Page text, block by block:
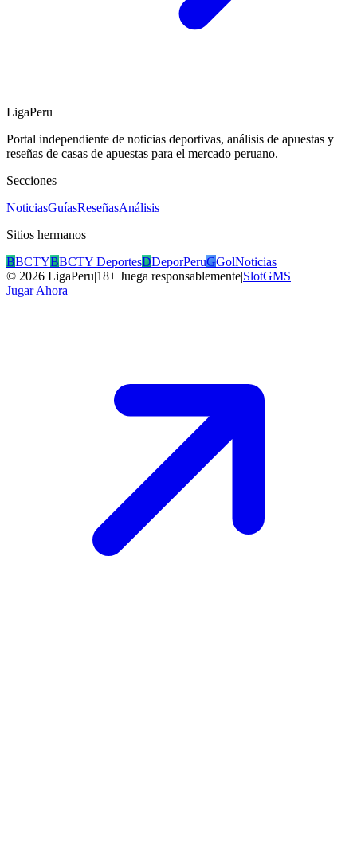
LigaPeru
Portal independiente de noticias deportivas, análisis de apuestas y
reseñas de casas de apuestas para el mercado peruano.
Secciones
NoticiasGuíasReseñasAnálisis
Sitios hermanos
BBCTYBBCTY DeportesDDeporPeruGGolNoticias
© 2026 LigaPeru|18+ Juega responsablemente|SlotGMS
Jugar Ahora